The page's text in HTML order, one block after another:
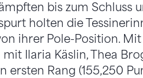
bis zum Schluss
holten die
ihrer Pole-Position.
mit Ilaria Käslin, Thea
ersten Rang (155,250